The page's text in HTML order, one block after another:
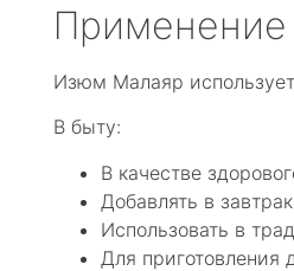
Изюм Малаяр
В быту:
В качестве
Добавлять в
Использовать в
Для приготовления